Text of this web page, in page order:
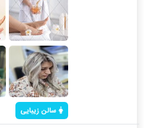
سالن زیبایی